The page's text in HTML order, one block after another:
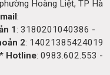
Hoàng Liệt, TP Hà
:
1: 3180201040386 -
2: 14021385424019
Hotline: 0983.602.553 -